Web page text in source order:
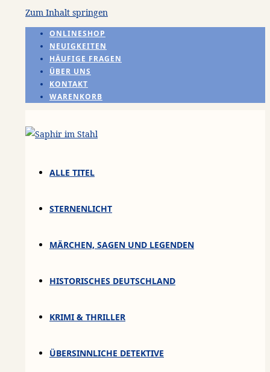
Zum Inhalt springen
ONLINESHOP
NEUIGKEITEN
HÄUFIGE FRAGEN
ÜBER UNS
KONTAKT
WARENKORB
ALLE TITEL
STERNENLICHT
MÄRCHEN, SAGEN UND LEGENDEN
HISTORISCHES DEUTSCHLAND
KRIMI & THRILLER
ÜBERSINNLICHE DETEKTIVE